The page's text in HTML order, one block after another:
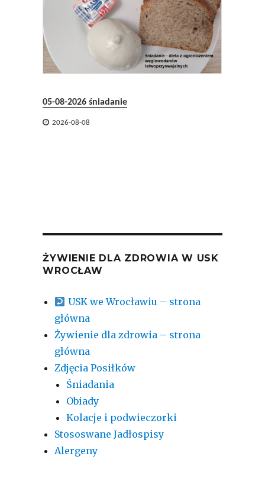
05-08-2026 śniadanie
 2026-08-08
ŻYWIENIE DLA ZDROWIA W USK
WROCŁAW
USK we Wrocławiu – strona
główna
Żywienie dla zdrowia – strona
główna
Zdjęcia Posiłków
Śniadania
Obiady
Kolacje i podwieczorki
Stososwane Jadłospisy
Alergeny